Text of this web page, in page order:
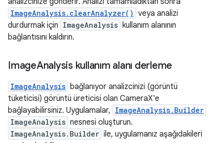
ImageAnalysis.clearAnalyzer() veya analizi
durdurmak için ImageAnalysis kullanım alanının
bağlantısını kaldırın.
ImageAnalysis kullanım alanı derleme
ImageAnalysis bağlanıyor analizcinizi (görüntü
tüketicisi) görüntü üreticisi olan CameraX'e
bağlayabilirsiniz. Uygulamalar, ImageAnalysis.Builder
ImageAnalysis nesnesi oluşturun.
ImageAnalysis.Builder ile, uygulamanız aşağıdakileri